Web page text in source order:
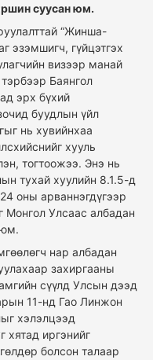
суусан юм.
“Жинша-
эзэмшигч, гүйцэтгэх
визээр манай
Баянгол
эрх бүхий
буудлын үйл
нь хувийнхаа
хууль
тогтоожээ. Энэ нь
тухай хуулийн 8.1.5-д
оны арваннэгдүгээр
Улсаас албадан
нар албадан
захиргааны
сүүлд Улсын дээд
11-нд Гао Линжон
хэлэлцээд
хятад иргэнийг
болсон талаар